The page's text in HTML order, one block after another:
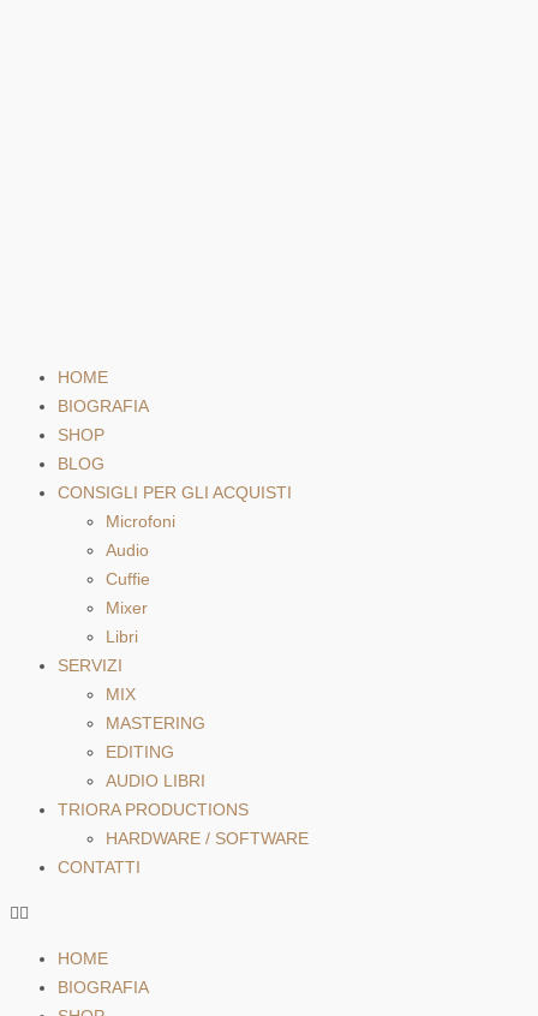
HOME
BIOGRAFIA
SHOP
BLOG
CONSIGLI PER GLI ACQUISTI
Microfoni
Audio
Cuffie
Mixer
Libri
SERVIZI
MIX
MASTERING
EDITING
AUDIO LIBRI
TRIORA PRODUCTIONS
HARDWARE / SOFTWARE
CONTATTI
HOME
BIOGRAFIA